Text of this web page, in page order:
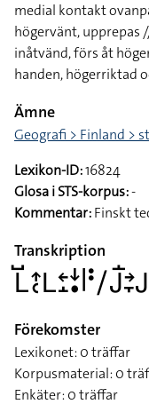
medial kontakt
högervänt, upprepas
inåtvänd, förs åt
handen, högerriktad
Ämne
Geografi > Finland >
Lexikon-ID:16824
Glosa i STS-korpus:-
Kommentar:Finskt
Transkription
Förekomster
Lexikonet: 0 träffar
Korpusmaterial: 0
Enkäter: 0 träffar